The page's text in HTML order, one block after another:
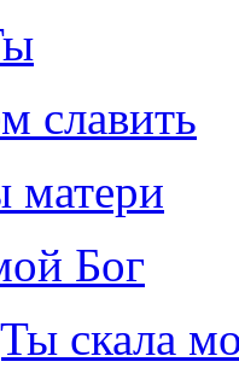
славить
матери
Бог
скала